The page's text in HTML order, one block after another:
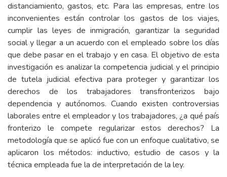
distanciamiento, gastos, etc. Para las empresas, entre los
inconvenientes están controlar los gastos de los viajes,
cumplir las leyes de inmigración, garantizar la seguridad
social y llegar a un acuerdo con el empleado sobre los días
que debe pasar en el trabajo y en casa. El objetivo de esta
investigación es analizar la competencia judicial y el principio
de tutela judicial efectiva para proteger y garantizar los
derechos de los trabajadores transfronterizos bajo
dependencia y autónomos. Cuando existen controversias
laborales entre el empleador y los trabajadores, ¿a qué país
fronterizo le compete regularizar estos derechos? La
metodología que se aplicó fue con un enfoque cualitativo, se
aplicaron los métodos: inductivo, estudio de casos y la
técnica empleada fue la de interpretación de la ley.